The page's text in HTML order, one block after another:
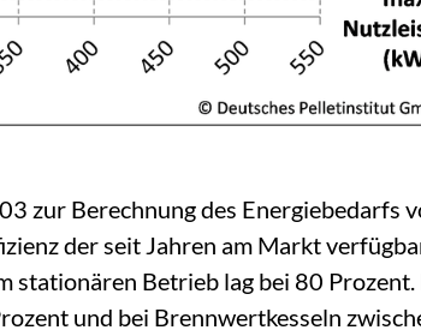
zur Berechnung des Energiebedarfs
der seit Jahren am Markt
stationären Betrieb lag bei 80 Prozent.
und bei Brennwertkesseln